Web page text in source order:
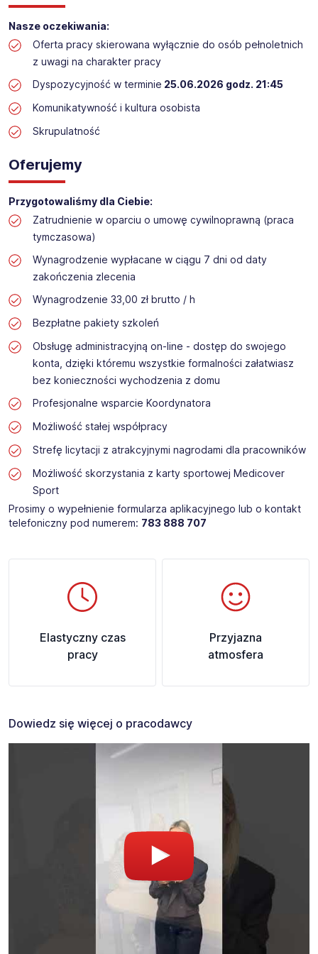
Nasze oczekiwania:
Oferta pracy skierowana wyłącznie do osób pełnoletnich
z uwagi na charakter pracy
Dyspozycyjność w terminie 25.06.2026 godz. 21:45
Komunikatywność i kultura osobista
Skrupulatność
Oferujemy
Przygotowaliśmy dla Ciebie:
Zatrudnienie w oparciu o umowę cywilnoprawną (praca
tymczasowa)
Wynagrodzenie wypłacane w ciągu 7 dni od daty
zakończenia zlecenia
Wynagrodzenie 33,00 zł brutto / h
Bezpłatne pakiety szkoleń
Obsługę administracyjną on-line - dostęp do swojego
konta, dzięki któremu wszystkie formalności załatwiasz
bez konieczności wychodzenia z domu
Profesjonalne wsparcie Koordynatora
Możliwość stałej współpracy
Strefę licytacji z atrakcyjnymi nagrodami dla pracowników
Możliwość skorzystania z karty sportowej Medicover
Sport
Prosimy o wypełnienie formularza aplikacyjnego lub o kontakt
telefoniczny pod numerem: 783 888 707
Elastyczny czas
pracy
Przyjazna
atmosfera
Dowiedz się więcej o pracodawcy